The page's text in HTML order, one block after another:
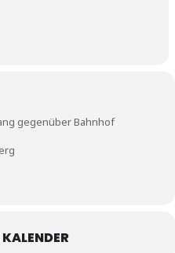
gegenüber Bahnhof